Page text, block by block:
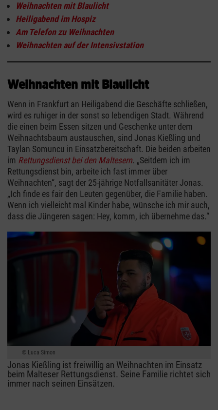
Weihnachten mit Blaulicht
Heiligabend im Hospiz
Am Telefon zu Weihnachten
Weihnachten auf der Intensivstation
Weihnachten mit Blaulicht
Wenn in Frankfurt an Heiligabend die Geschäfte schließen,
wird es ruhiger in der sonst so lebendigen Stadt. Während
die einen beim Essen sitzen und Geschenke unter dem
Weihnachtsbaum austauschen, sind Jonas Kießling und
Taylan Somuncu in Einsatzbereitschaft. Die beiden arbeiten
im Rettungsdienst bei den Maltesern. „Seitdem ich im
Rettungsdienst bin, arbeite ich fast immer über
Weihnachten“, sagt der 25-jährige Notfallsanitäter Jonas.
„Ich finde es fair den Leuten gegenüber, die Familie haben.
Wenn ich vielleicht mal Kinder habe, wünsche ich mir auch,
dass die Jüngeren sagen: Hey, komm, ich übernehme das.“
Luca Simon
Jonas Kießling ist freiwillig an Weihnachten im Einsatz
beim Malteser Rettungsdienst. Seine Familie richtet sich
immer nach seinen Einsätzen.